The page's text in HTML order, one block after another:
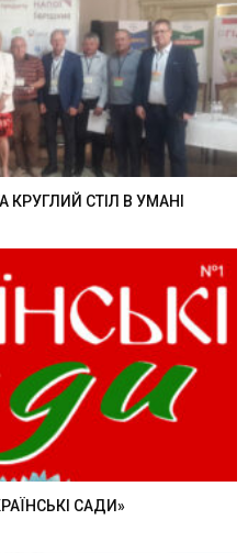
СТІЛ В УМАНІ
САДИ»